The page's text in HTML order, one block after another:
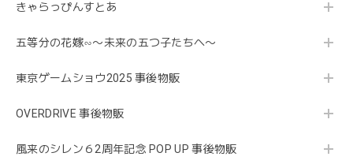
きゃらっぴんすとあ
五等分の花嫁∽〜未来の五つ子たちへ〜
東京ゲームショウ2025 事後物販
OVERDRIVE 事後物販
風来のシレン６2周年記念 POP UP 事後物販